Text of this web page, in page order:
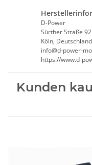
D-Power
Sürther Straße 92
Köln,
info@d-power-
https://www.d-
Kunden